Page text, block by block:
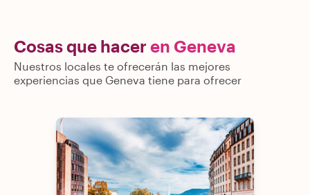
Cosas que hacer en Geneva
Nuestros locales te ofrecerán las mejores
experiencias que Geneva tiene para ofrecer